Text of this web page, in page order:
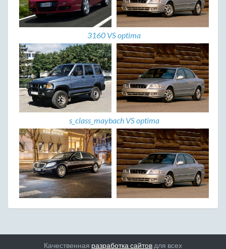
3160 VS optima
s_class_maybach VS optima
Качественная разработка сайтов для всех